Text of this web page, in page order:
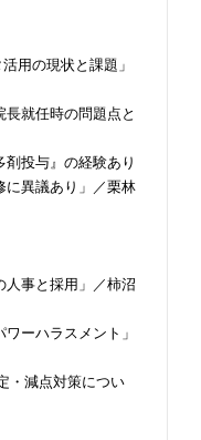
用の現状と課題」
長就任時の問題点と
投与』の経験あり
に異議あり」／栗林
人事と採用」／柿沼
ーハラスメント」
・減点対策につい